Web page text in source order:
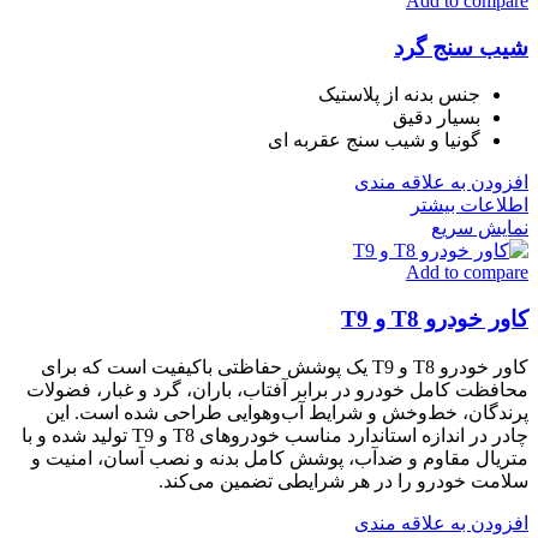
شیب سنج گرد
جنس بدنه از پلاستیک
بسیار دقیق
گونیا و شیب سنج عقربه ای
افزودن به علاقه مندی
اطلاعات بیشتر
نمایش سریع
Add to compare
کاور خودرو T8 و T9
کاور خودرو T8 و T9 یک پوشش حفاظتی باکیفیت است که برای
محافظت کامل خودرو در برابر آفتاب، باران، گرد و غبار، فضولات
پرندگان، خط‌وخش و شرایط آب‌وهوایی طراحی شده است. این
چادر در اندازه استاندارد مناسب خودروهای T8 و T9 تولید شده و با
متریال مقاوم و ضدآب، پوشش کامل بدنه و نصب آسان، امنیت و
سلامت خودرو را در هر شرایطی تضمین می‌کند.
افزودن به علاقه مندی